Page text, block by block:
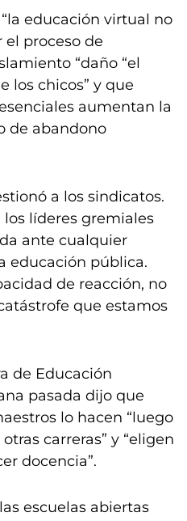
educación virtual no
el proceso de
“daño “el
los chicos” y que
aumentan la
de abandono
a los sindicatos.
líderes gremiales
ante cualquier
educación pública.
de reacción, no
que estamos
de Educación
pasada dijo que
lo hacen “luego
carreras” y “eligen
docencia”.
escuelas abiertas